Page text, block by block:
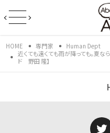
HOME 専門家
Human Dept
近くても遠くても雨が降っても。夏な
ド 野田 隆】